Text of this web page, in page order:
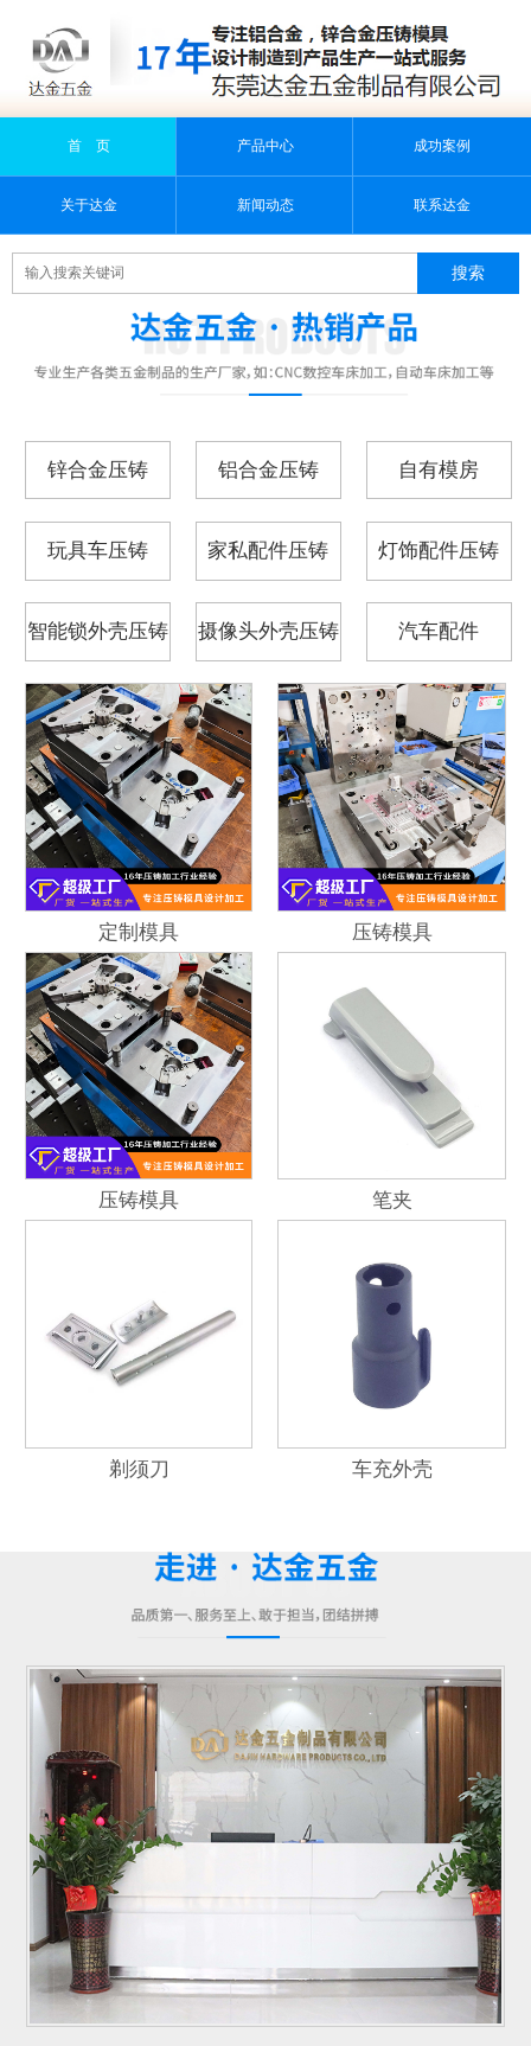
首 页 产品中心 成功案例
关于达金 新闻动态 联系达金
锌合金压铸 铝合金压铸 自有模房
玩具车压铸 家私配件压铸 灯饰配件压铸
智能锁外壳压铸 摄像头外壳压铸 汽车配件
定制模具 压铸模具
压铸模具 笔夹
剃须刀 车充外壳